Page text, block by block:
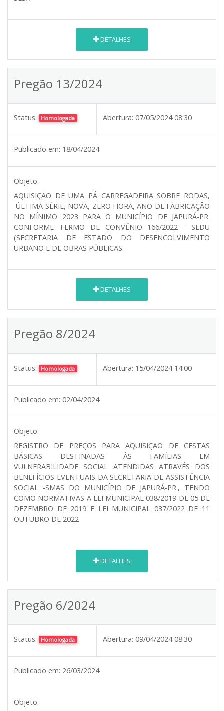
DETALHES
Pregão 13/2024
Status: Homologada Abertura: 07/05/2024 08:30
Publicado em: 18/04/2024
Objeto:
AQUISIÇÃO DE UMA PÁ CARREGADEIRA SOBRE RODAS,
ÚLTIMA SÉRIE, NOVA, ZERO HORA, ANO DE FABRICAÇÃO
NO MÍNIMO 2023 PARA O MUNICÍPIO DE JAPURÁ-PR.
CONFORME TERMO DE CONVÊNIO 166/2022 - SEDU
(SECRETARIA DE ESTADO DO DESENCOLVIMENTO
URBANO E DE OBRAS PÚBLICAS.
DETALHES
Pregão 8/2024
Status: Homologada Abertura: 15/04/2024 14:00
Publicado em: 02/04/2024
Objeto:
REGISTRO DE PREÇOS PARA AQUISIÇÃO DE CESTAS
BÁSICAS DESTINADAS ÀS FAMÍLIAS EM
VULNERABILIDADE SOCIAL ATENDIDAS ATRAVÉS DOS
BENEFÍCIOS EVENTUAIS DA SECRETARIA DE ASSISTÊNCIA
SOCIAL -SMAS DO MUNICÍPIO DE JAPURÁ-PR., TENDO
COMO NORMATIVAS A LEI MUNICIPAL 038/2019 DE 05 DE
DEZEMBRO DE 2019 E LEI MUNICIPAL 037/2022 DE 11
OUTUBRO DE 2022
DETALHES
Pregão 6/2024
Status: Homologada Abertura: 09/04/2024 08:30
Publicado em: 26/03/2024
Objeto: